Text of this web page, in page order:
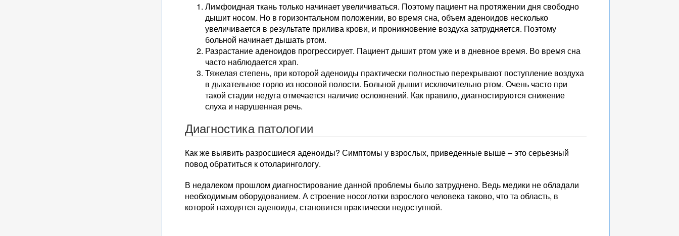
Лимфоидная ткань только начинает увеличиваться. Поэтому пациент на протяжении дня свободно
дышит носом. Но в горизонтальном положении, во время сна, объем аденоидов несколько
увеличивается в результате прилива крови, и проникновение воздуха затрудняется. Поэтому
больной начинает дышать ртом.
Разрастание аденоидов прогрессирует. Пациент дышит ртом уже и в дневное время. Во время сна
часто наблюдается храп.
Тяжелая степень, при которой аденоиды практически полностью перекрывают поступление воздуха
в дыхательное горло из носовой полости. Больной дышит исключительно ртом. Очень часто при
такой стадии недуга отмечается наличие осложнений. Как правило, диагностируются снижение
слуха и нарушенная речь.
Диагностика патологии
Как же выявить разросшиеся аденоиды? Симптомы у взрослых, приведенные выше – это серьезный
повод обратиться к отоларингологу.
В недалеком прошлом диагностирование данной проблемы было затруднено. Ведь медики не обладали
необходимым оборудованием. А строение носоглотки взрослого человека таково, что та область, в
которой находятся аденоиды, становится практически недоступной.